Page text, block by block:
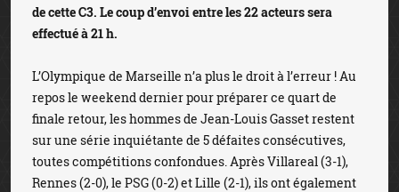
de cette C3. Le coup d’envoi entre les 22 acteurs sera
effectué à 21 h.
L’Olympique de Marseille n’a plus le droit à l’erreur ! Au
repos le weekend dernier pour préparer ce quart de
finale retour, les hommes de Jean-Louis Gasset restent
sur une série inquiétante de 5 défaites consécutives,
toutes compétitions confondues. Après Villareal (3-1),
Rennes (2-0), le PSG (0-2) et Lille (2-1), ils ont également